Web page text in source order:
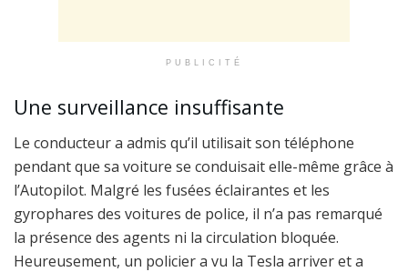
PUBLICITÉ
Une surveillance insuffisante
Le conducteur a admis qu’il utilisait son téléphone
pendant que sa voiture se conduisait elle-même grâce à
l’Autopilot. Malgré les fusées éclairantes et les
gyrophares des voitures de police, il n’a pas remarqué
la présence des agents ni la circulation bloquée.
Heureusement, un policier a vu la Tesla arriver et a